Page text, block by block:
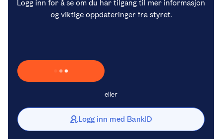
Logg inn for å se om du har tilgang til mer informasjon
og viktige oppdateringer fra styret.
Laster inn Vipps …
eller
Logg inn med BankID